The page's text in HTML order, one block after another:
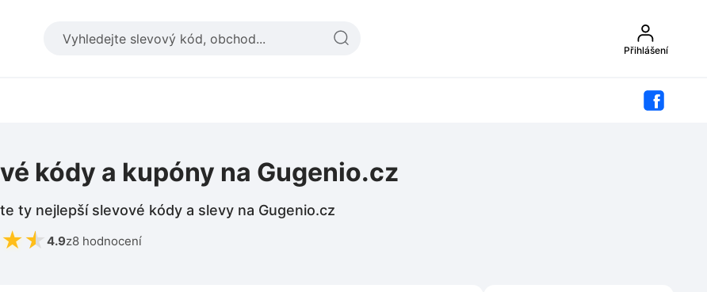
Přihlášení
kódy a kupóny na Gugenio.cz
ty nejlepší slevové kódy a slevy na Gugenio.cz
★★ 4.9z8 hodnocení